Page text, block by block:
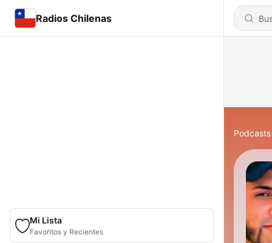
Radios Chilenas
Mi Lista
Favoritos y Recientes
Podcasts